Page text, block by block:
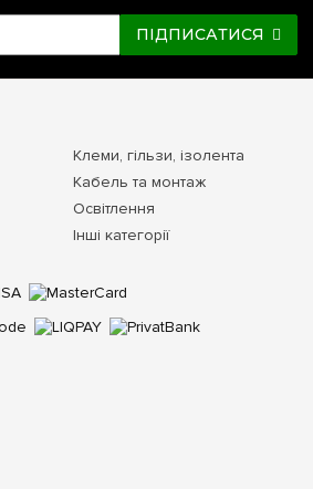
ПІДПИСАТИСЯ
Клеми, гільзи, ізолента
Кабель та монтаж
Освітлення
Інші категорії